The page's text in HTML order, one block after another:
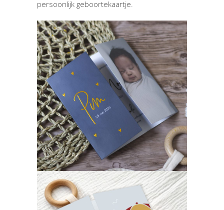
persoonlijk geboortekaartje.